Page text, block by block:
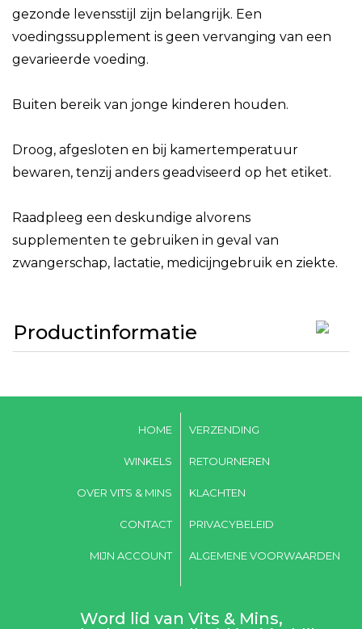
gezonde levensstijl zijn belangrijk. Een
voedingssupplement is geen vervanging van een
gevarieerde voeding.
Buiten bereik van jonge kinderen houden.
Droog, afgesloten en bij kamertemperatuur
bewaren, tenzij anders geadviseerd op het etiket.
Raadpleeg een deskundige alvorens
supplementen te gebruiken in geval van
zwangerschap, lactatie, medicijngebruik en ziekte.
Productinformatie
HOME
WINKELS
OVER VITS & MINS
CONTACT
MIJN ACCOUNT
VERZENDING
RETOURNEREN
KLACHTEN
PRIVACYBELEID
ALGEMENE VOORWAARDEN
Word lid van Vits & Mins,